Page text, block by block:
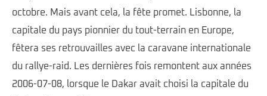
octobre. Mais avant cela, la fête promet. Lisbonne, la
capitale du pays pionnier du tout-terrain en Europe,
fêtera ses retrouvailles avec la caravane internationale
du rallye-raid. Les dernières fois remontent aux années
2006-07-08, lorsque le Dakar avait choisi la capitale du